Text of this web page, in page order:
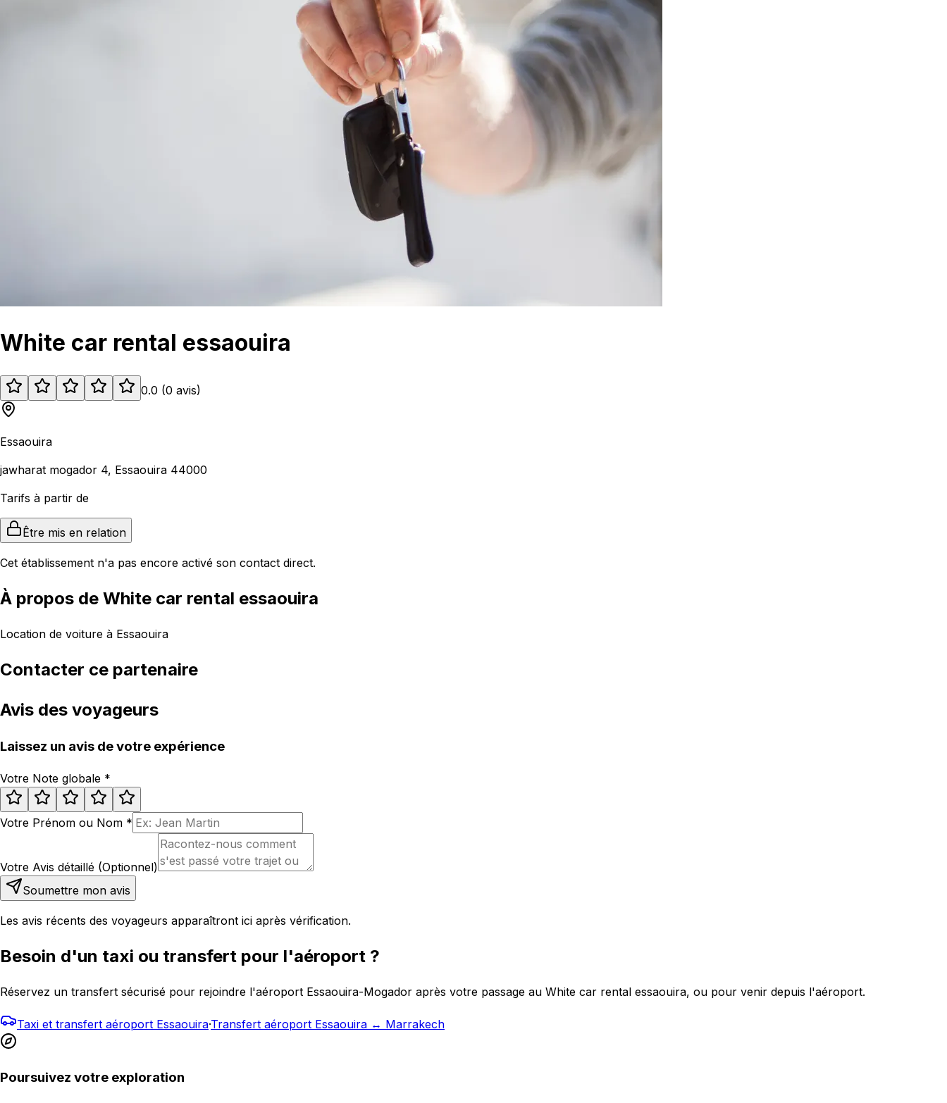
White car rental essaouira
0.0 (0 avis)
Essaouira
jawharat mogador 4, Essaouira 44000
Tarifs à partir de
Être mis en relation
Cet établissement n'a pas encore activé son contact direct.
À propos de White car rental essaouira
Location de voiture à Essaouira
Contacter ce partenaire
Avis des voyageurs
Laissez un avis de votre expérience
Votre Note globale *
Votre Prénom ou Nom *
Votre Avis détaillé (Optionnel)
Soumettre mon avis
Les avis récents des voyageurs apparaîtront ici après vérification.
Besoin d'un taxi ou transfert pour l'aéroport ?
Réservez un transfert sécurisé pour rejoindre l'aéroport Essaouira-Mogador après votre passage au White car rental essaouira, ou pour venir depuis l'aéroport.
Taxi et transfert aéroport Essaouira·Transfert aéroport Essaouira ↔ Marrakech
Poursuivez votre exploration